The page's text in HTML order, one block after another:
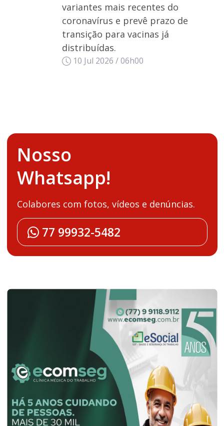
variantes mais recentes do
coronavírus e prevê prazo de
transição para vacinas já
distribuídas.
10 Jul 2026 / 06h00
Nosso
Whatsapp!
Colabores com fotos, vídeos e denúncias.
77 99932-5482